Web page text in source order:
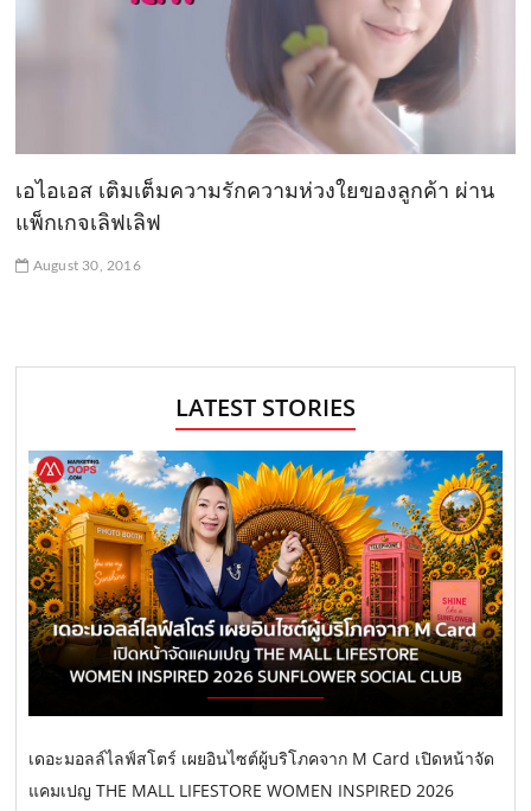
เอไอเอส เติมเต็มความรักความห่วงใยของลูกค้า ผ่าน
แพ็กเกจเลิฟเลิฟ
August 30, 2016
LATEST STORIES
เดอะมอลล์ไลฟ์สโตร์ เผยอินไซต์ผู้บริโภคจาก M Card เปิดหน้าจัด
แคมเปญ THE MALL LIFESTORE WOMEN INSPIRED 2026